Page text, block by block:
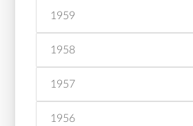
1959
1958
1957
1956